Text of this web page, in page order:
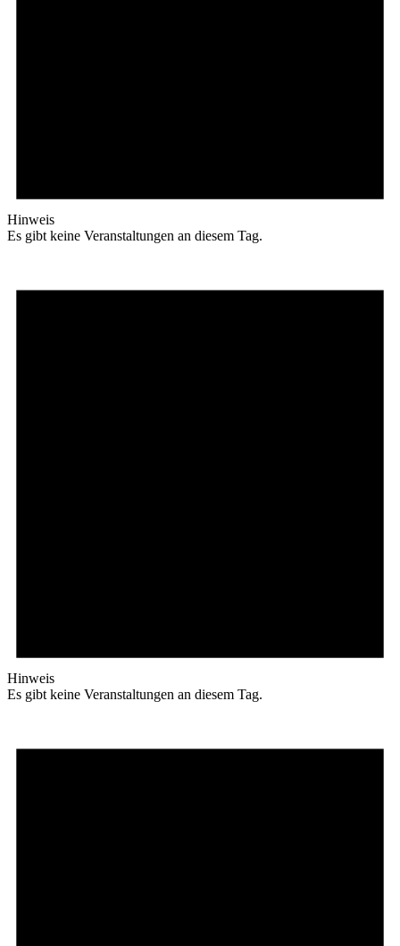
Hinweis
Es gibt keine Veranstaltungen an diesem Tag.
Hinweis
Es gibt keine Veranstaltungen an diesem Tag.